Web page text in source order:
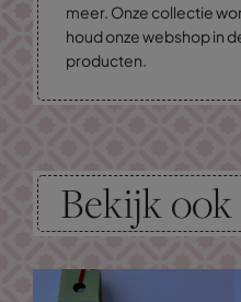
meer. Onze collectie
houd onze webshop in
producten.
Bekijk ook